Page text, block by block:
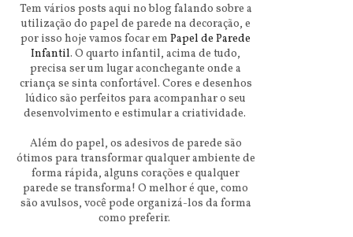
Tem vários posts aqui no blog falando sobre a
utilização do papel de parede na decoração, e
por isso hoje vamos focar emPapel de Parede
Infantil. O quarto infantil, acima de tudo,
precisa ser um lugar aconchegante onde a
criança se sinta confortável. Cores e desenhos
lúdico são perfeitos para acompanhar o seu
desenvolvimento e estimular a criatividade.
Além do papel, os adesivos de parede são
ótimos para transformar qualquer ambiente de
forma rápida, alguns corações e qualquer
parede se transforma! O melhor é que, como
são avulsos, você pode organizá-los da forma
como preferir.